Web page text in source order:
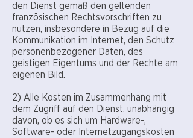
den Dienst gemäß den geltenden
französischen Rechtsvorschriften zu
nutzen, insbesondere in Bezug auf die
Kommunikation im Internet, den Schutz
personenbezogener Daten, des
geistigen Eigentums und der Rechte am
eigenen Bild.
2) Alle Kosten im Zusammenhang mit
dem Zugriff auf den Dienst, unabhängig
davon, ob es sich um Hardware-,
Software- oder Internetzugangskosten